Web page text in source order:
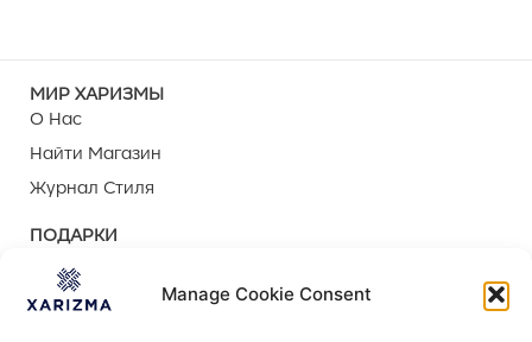
Manage Cookie Consent
МИР ХАРИЗМЫ
О Нас
Найти Магазин
Журнал Стиля
ПОДАРКИ
Персонализация